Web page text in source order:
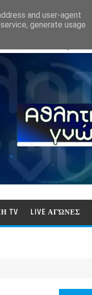
TV LIVE ΑΓΏΝΕΣ
and user-agent
generate usage